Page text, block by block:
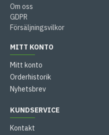
Om oss
GDPR
Försäljningsvilkor
MITT KONTO
Mitt konto
Orderhistorik
Nyhetsbrev
KUNDSERVICE
Kontakt